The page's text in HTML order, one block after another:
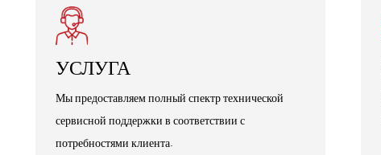
УСЛУГА
Мы предоставляем полный спектр технической
сервисной поддержки в соответствии с
потребностями клиента.